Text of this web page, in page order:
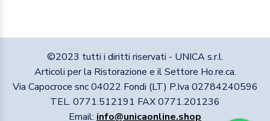
©2023 tutti i diritti riservati - UNICA s.r.l.
Articoli per la Ristorazione e il Settore Ho.re.ca.
Via Capocroce snc 04022 Fondi (LT) P.Iva 02784240596
TEL. 0771.512191 FAX 0771.201236
Email: info@unicaonline.shop